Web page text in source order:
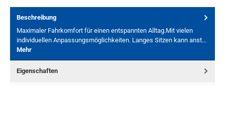
Beschreibung
Maximaler Fahrkomfort für einen entspannten Alltag.Mit vielen
individuellen Anpassungsmöglichkeiten. Langes Sitzen kann anst…
Mehr
Eigenschaften